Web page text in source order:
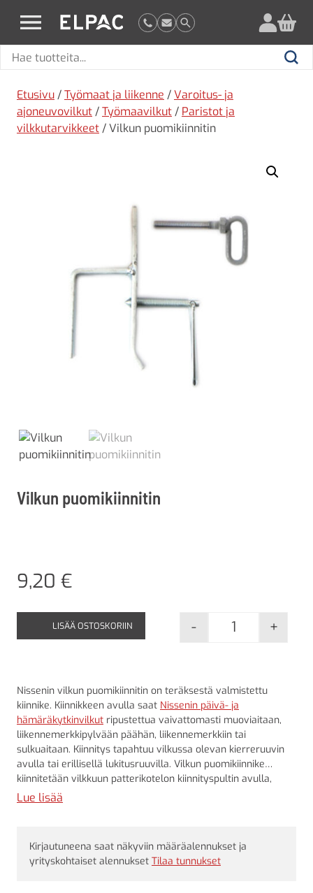
elpac.fi
Hae
Hae
Etusivu /Työmaat ja liikenne /Varoitus- ja
ajoneuvovilkut /Työmaavilkut / Paristot ja
vilkkutarvikkeet / Vilkun puomikiinnitin
Vilkun puomikiinnitin
9,20 €
Vilkun
- +
LISÄÄ OSTOSKORIIN
Nissenin vilkun puomikiinnitin on teräksestä valmistettu
kiinnike. Kiinnikkeen avulla saat Nissenin päivä- ja
hämäräkytkinvilkut ripustettua vaivattomasti muoviaitaan,
liikennemerkkipylvään päähän, liikennemerkkiin tai
sulkuaitaan. Kiinnitys tapahtuu vilkussa olevan kierreruuvin
avulla tai erillisellä lukitusruuvilla. Vilkun puomikiinnike
kiinnitetään vilkkuun patterikotelon kiinnityspultin avulla,
jonka ansiosta sen kiinnitys sekä irrottaminen tapahtuu
Lue lisää
Kirjautuneena saat näkyviin määräalennukset ja
yrityskohtaiset alennukset Tilaa tunnukset